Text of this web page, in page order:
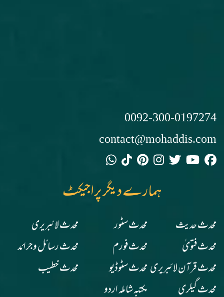
0092-300-0197274
contact@mohaddis.com
ہمارے دیگر پراجیکٹ
محدث حدیث محدث سٹور
محدث لائبریری
محدث فتویٰ
محدث فورم
محدث رسائل وجرائد
محدث قرآن لائبریریمحدث سٹوڈیو
محدث خطیب
محدث گیلری
مکتبہ شاملہ اردو